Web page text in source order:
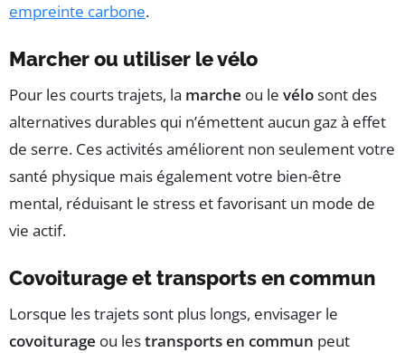
empreinte carbone.
Marcher ou utiliser le vélo
Pour les courts trajets, la marche ou le vélosont des
alternatives durables qui n’émettent aucun gaz à effet
de serre. Ces activités améliorent non seulement votre
santé physique mais également votre bien-être
mental, réduisant le stress et favorisant un mode de
vie actif.
Covoiturage et transports en commun
Lorsque les trajets sont plus longs, envisager le
covoiturage ou lestransports en commun peut